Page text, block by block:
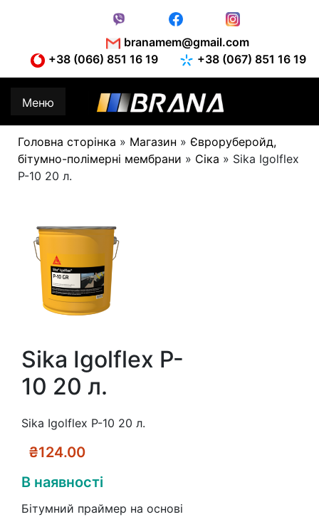
+38 (066) 851 16 19
+38 (067) 851 16 19
branamem@gmail.com
Меню
Головна сторінка » Магазин » Євроруберойд,
бітумно-полімерні мембрани » Сіка » Sika Igolflex
P-10 20 л.
Sika Igolflex P-
10 20 л.
Sika Igolflex P-10 20 л.
₴124.00
В наявності
Бітумний праймер на основі